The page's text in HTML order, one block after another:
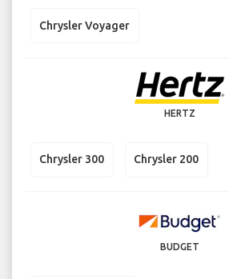
Chrysler Voyager
HERTZ
Chrysler 300 Chrysler 200
BUDGET